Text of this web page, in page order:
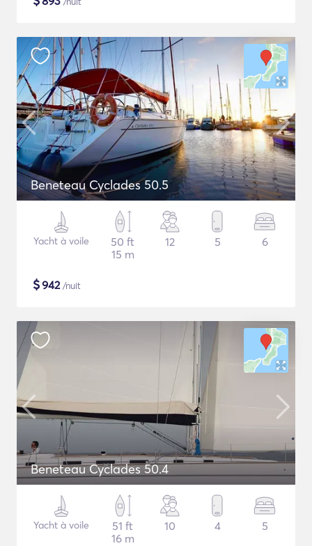
Beneteau Cyclades 50.5
Yacht à voile
50 ft
15 m
12 5 6
$942/nuit
Beneteau Cyclades 50.4
Yacht à voile
51 ft
16 m
10 4 5